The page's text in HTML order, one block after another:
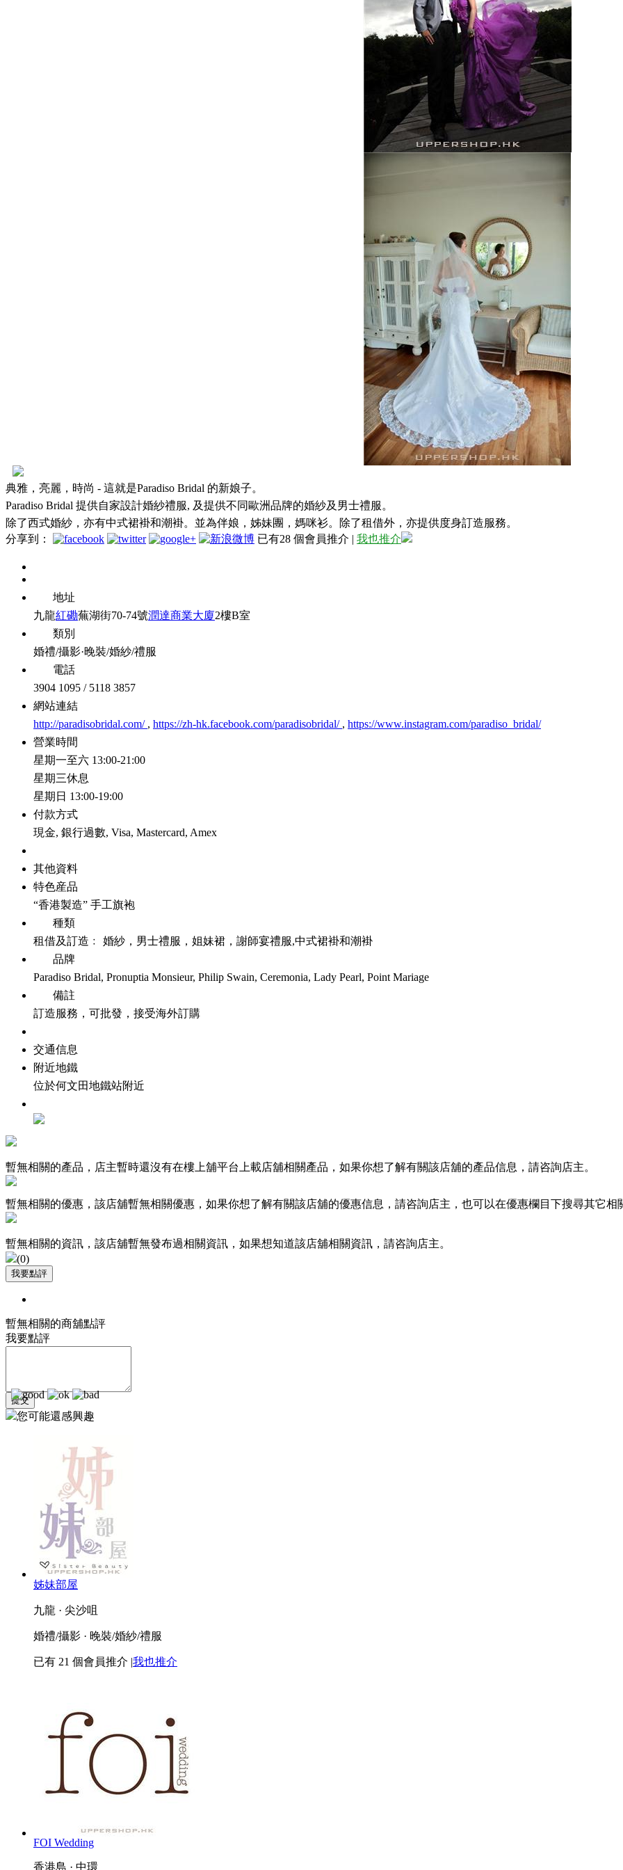
典雅，亮麗，時尚 - 這就是Paradiso Bridal 的新娘子。
Paradiso Bridal 提供自家設計婚紗禮服, 及提供不同歐洲品牌的婚紗及男士禮服。
除了西式婚紗，亦有中式裙褂和潮褂。並為伴娘，姊妹團，媽咪衫。除了租借外，亦提供度身訂造服務。
分享到：
已有28 個會員推介 | 我也推介
地址
九龍紅磡蕪湖街70-74號潤達商業大廈2樓B室
類別
婚禮/攝影·晚裝/婚紗/禮服
電話
3904 1095 / 5118 3857
網站連結
http://paradisobridal.com/ , https://zh-hk.facebook.com/paradisobridal/ , https://www.instagram.com/paradiso_bridal/
營業時間
星期一至六 13:00-21:00
星期三休息
星期日 13:00-19:00
付款方式
現金, 銀行過數, Visa, Mastercard, Amex
其他資料
特色産品
“香港製造” 手工旗袍
種類
租借及訂造﹕ 婚紗，男士禮服，姐妹裙，謝師宴禮服,中式裙褂和潮褂
品牌
Paradiso Bridal, Pronuptia Monsieur, Philip Swain, Ceremonia, Lady Pearl, Point Mariage
備註
訂造服務，可批發，接受海外訂購
交通信息
附近地鐵
位於何文田地鐵站附近
暫無相關的產品，店主暫時還沒有在樓上舖平台上載店舖相關產品，如果你想了解有關該店舖的產品信息，請咨詢店主。
暫無相關的優惠，該店舖暫無相關優惠，如果你想了解有關該店舖的優惠信息，請咨詢店主，也可以在優惠欄目下搜尋其它相
暫無相關的資訊，該店舖暫無發布過相關資訊，如果想知道該店舖相關資訊，請咨詢店主。
(0)
暫無相關的商舖點評
我要點評
您可能還感興趣
姊妹部屋
九龍 · 尖沙咀
婚禮/攝影 · 晚裝/婚紗/禮服
已有 21 個會員推介 |我也推介
FOI Wedding
香港島 · 中環